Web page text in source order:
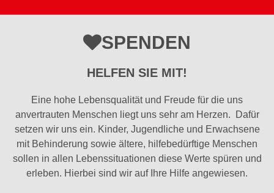
SPENDEN
HELFEN SIE MIT!
Eine hohe Lebensqualität und Freude für die uns
anvertrauten Menschen liegt uns sehr am Herzen. Dafür
setzen wir uns ein. Kinder, Jugendliche und Erwachsene
mit Behinderung sowie ältere, hilfebedürftige Menschen
sollen in allen Lebenssituationen diese Werte spüren und
erleben. Hierbei sind wir auf Ihre Hilfe angewiesen.